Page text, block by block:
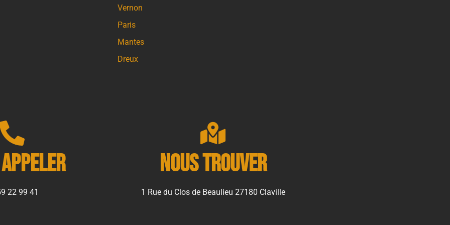
Vernon
Paris
Mantes
Dreux
22 99 41
Nous trouver
1 Rue du Clos de Beaulieu 27180 Claville